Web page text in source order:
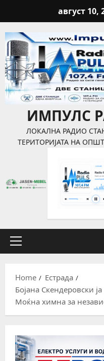
август 10,
ИМПУЛС
ЛОКАЛНА РАДИО
ТЕРИТОРИЈАТА НА
Home
Естрада
Бојана Скендеровски
Моќна химна за